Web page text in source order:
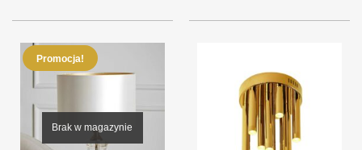
Promocja!
Brak w magazynie